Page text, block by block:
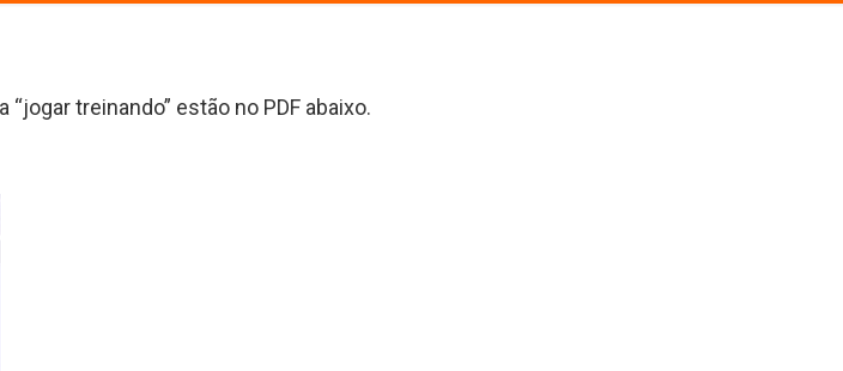
treinando” estão no PDF abaixo.